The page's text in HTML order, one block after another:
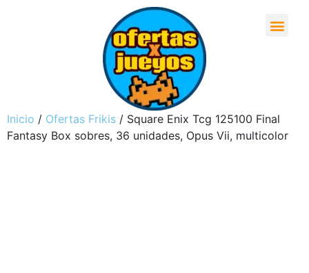
Inicio / Ofertas Frikis / Square Enix Tcg 125100 Final
Fantasy Box sobres, 36 unidades, Opus Vii, multicolor